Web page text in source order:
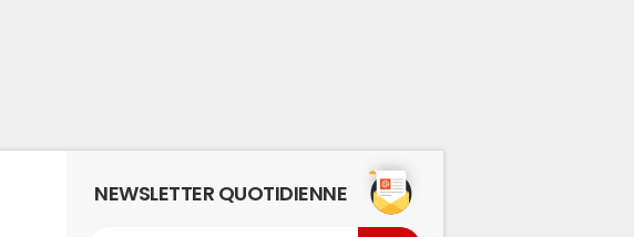
NEWSLETTER QUOTIDIENNE